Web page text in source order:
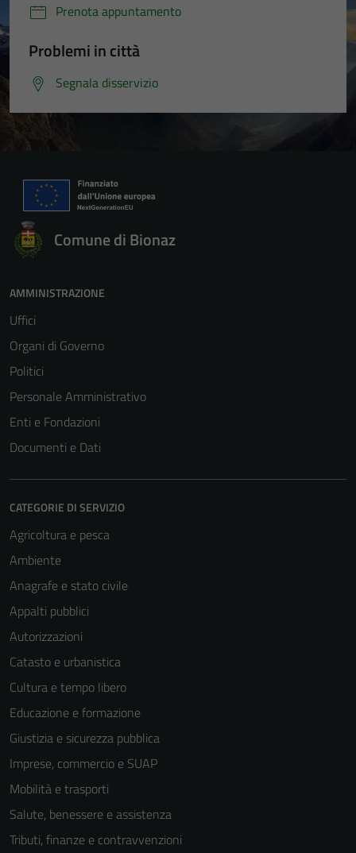
Prenota appuntamento
Problemi in città
Segnala disservizio
Comune di Bionaz
AMMINISTRAZIONE
Uffici
Organi di Governo
Politici
Personale Amministrativo
Enti e Fondazioni
Documenti e Dati
CATEGORIE DI SERVIZIO
Agricoltura e pesca
Ambiente
Anagrafe e stato civile
Appalti pubblici
Autorizzazioni
Catasto e urbanistica
Cultura e tempo libero
Educazione e formazione
Giustizia e sicurezza pubblica
Imprese, commercio e SUAP
Mobilità e trasporti
Salute, benessere e assistenza
Tributi, finanze e contravvenzioni